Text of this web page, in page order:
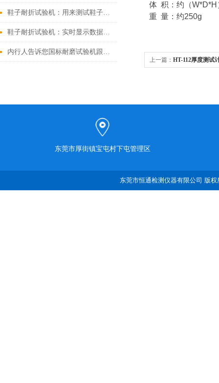
鞋子耐折试验机：用来测试鞋子的耐久性和品质
鞋子耐折试验机：实时显示数据可存储的鞋类耐折次数精准检测分析设备
内行人告诉您国标耐磨试验机跟DIN耐磨试验机有什么不同
体 积：约（W*D*H
重 量：约250g
上一篇： HT-112厚度测试
东莞市厚街镇宝屯村下屯管理区
东莞市恒通检测仪器有限公司 版